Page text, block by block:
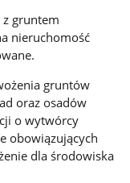
z gruntem
nieruchomość
gruntów
oraz osadów
o wytwórcy
obowiązujących
dla środowiska